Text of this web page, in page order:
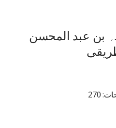
بن عبد المحسن
270